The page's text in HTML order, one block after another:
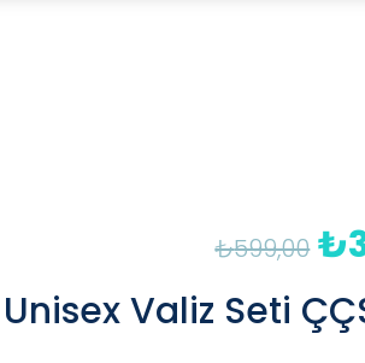
₺599,00 ₺
Valiz Seti